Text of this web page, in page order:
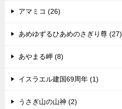
アマミコ (26)
あめゆずるひあめのさぎり尊 (27)
あやまる岬 (8)
イスラエル建国69周年 (1)
うさぎ山の山神 (2)